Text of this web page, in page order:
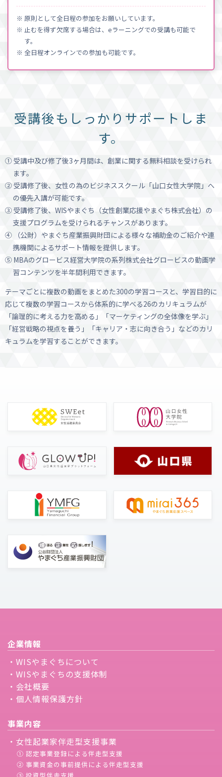
※ 原則として全日程の参加をお願いしています。
※ 止むを得ず欠席する場合は、eラーニングでの受講も可能で
す。
※ 全日程オンラインでの参加も可能です。
受講後もしっかりサポートしま
す。
① 受講中及び修了後3ヶ月間は、創業に関する無料相談を受けられ
ます。
② 受講修了後、女性の為のビジネススクール「山口女性大学院」へ
の優先入講が可能です。
③ 受講修了後、WISやまぐち（女性創業応援やまぐち株式会社）の
支援プログラムを受けられるチャンスがあります。
④ （公財）やまぐち産業振興財団による様々な補助金のご紹介や連
携機関によるサポート情報を提供します。
⑤ MBAのグロービス経営大学院の系列株式会社グロービスの動画学
習コンテンツを半年間利用できます。
テーマごとに複数の動画をまとめた300の学習コースと、学習目的に
応じて複数の学習コースから体系的に学べる26のカリキュラムが
「論理的に考える力を高める」「マーケティングの全体像を学ぶ」
「経営戦略の視点を養う」「キャリア・志に向き合う」などのカリ
キュラムを学習することができます。
企業情報
・WISやまぐちについて
・WISやまぐちの支援体制
・会社概要
・個人情報保護方針
事業内容
・女性起業家伴走型支援事業
① 認定事業登録による伴走型支援
② 事業資金の事前提供による伴走型支援